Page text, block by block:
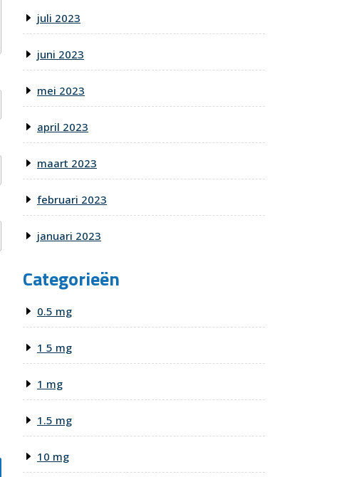
juli 2023
juni 2023
mei 2023
april 2023
maart 2023
februari 2023
januari 2023
Categorieën
0.5 mg
1 5 mg
1 mg
1.5 mg
10 mg